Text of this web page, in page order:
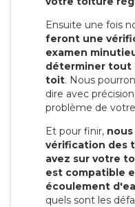
Ensuite une fois
feront une
examen
déterminer tout
toit. Nous
dire avec
problème de
Et pour finir,
vérification des
avez sur votre
est compatible
écoulement
quels sont les